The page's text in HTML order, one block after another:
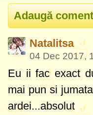
Natalitsa
04 Dec 2017,
Eu ii fac exact
mai pun si